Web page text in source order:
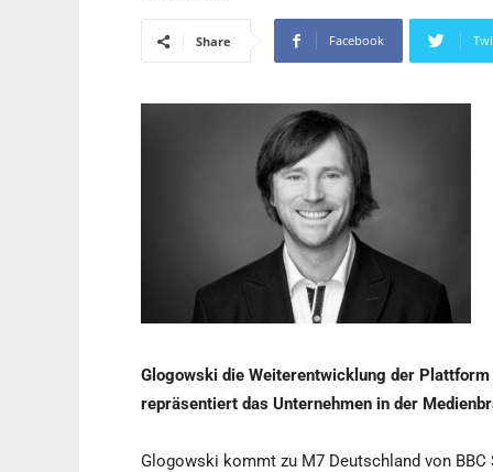
Share Facebook
Glogowski die Weiterentwicklung der
repräsentiert das Unternehmen in der
Glogowski kommt zu M7 Deutschland von